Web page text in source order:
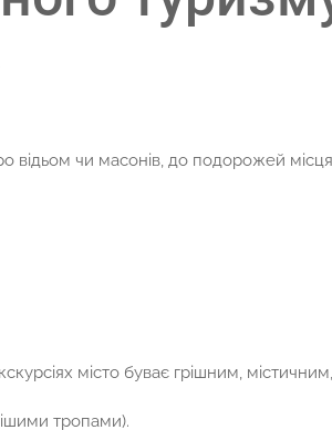
відьом чи масонів, до подорожей
місто буває грішним, містичним,
тропами).